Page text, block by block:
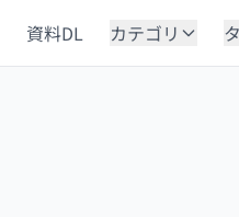
資料DL カテゴリ